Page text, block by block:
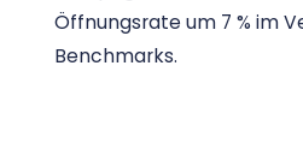
Öffnungsrate um 7 % im
Benchmarks.